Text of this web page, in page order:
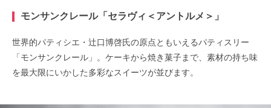
モンサンクレール「セラヴィ＜アントルメ＞」
世界的パティシエ・辻口博啓氏の原点ともいえるパティスリー
「モンサンクレール」。ケーキから焼き菓子まで、素材の持ち味
を最大限にいかした多彩なスイーツが並びます。